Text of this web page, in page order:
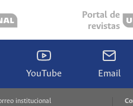
Portal de
revistas
YouTube Email
institucional